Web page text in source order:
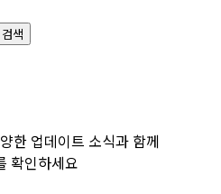
한 업데이트 소식과 함께
확인하세요